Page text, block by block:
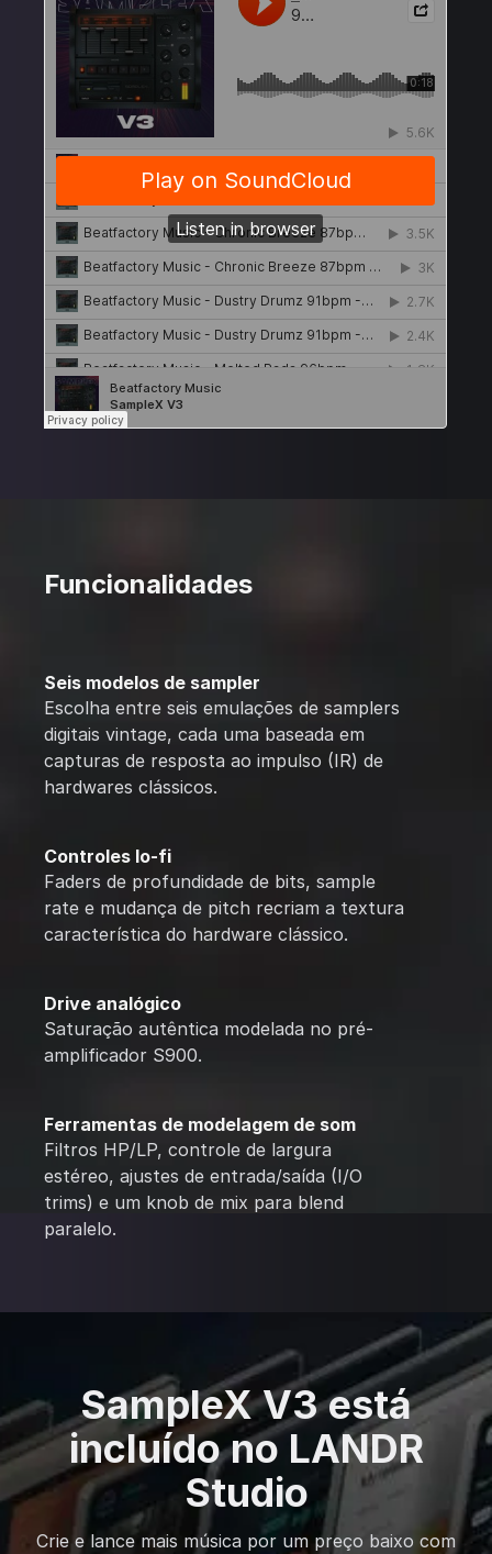
Funcionalidades
Seis modelos de sampler
Escolha entre seis emulações de samplers
digitais vintage, cada uma baseada em
capturas de resposta ao impulso (IR) de
hardwares clássicos.
Controles lo-fi
Faders de profundidade de bits, sample
rate e mudança de pitch recriam a textura
característica do hardware clássico.
Drive analógico
Saturação autêntica modelada no pré-
amplificador S900.
Ferramentas de modelagem de som
Filtros HP/LP, controle de largura
estéreo, ajustes de entrada/saída (I/O
trims) e um knob de mix para blend
paralelo.
SampleX V3 está
incluído no LANDR
Studio
Crie e lance mais música por um preço baixo com